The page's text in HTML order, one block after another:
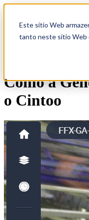
Este sítio Web
tanto neste sítio Web
Como a
o Cintoo